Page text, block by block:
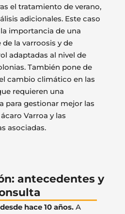
el tratamiento de verano,
adicionales. Este caso
importancia de una
la varroosis y de
adaptadas al nivel de
También pone de
cambio climático en las
requieren una
para gestionar mejor las
Varroa y las
asociadas.
antecedentes y
hace 10 años. A